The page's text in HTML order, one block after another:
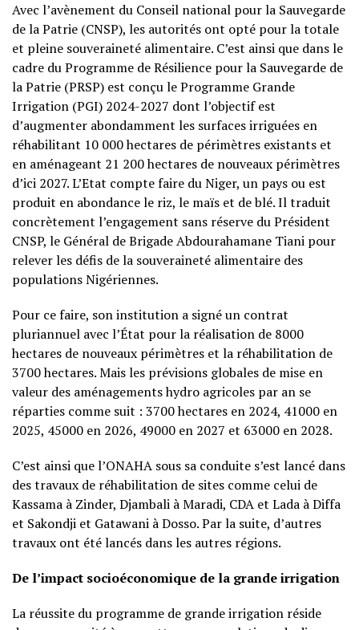
Avec l’avènement du Conseil national pour la Sauvegarde
de la Patrie (CNSP), les autorités ont opté pour la totale
et pleine souveraineté alimentaire. C’est ainsi que dans le
cadre du Programme de Résilience pour la Sauvegarde de
la Patrie (PRSP) est conçu le Programme Grande
Irrigation (PGI) 2024-2027 dont l’objectif est
d’augmenter abondamment les surfaces irriguées en
réhabilitant 10 000 hectares de périmètres existants et
en aménageant 21 200 hectares de nouveaux périmètres
d’ici 2027. L’Etat compte faire du Niger, un pays ou est
produit en abondance le riz, le maïs et de blé. Il traduit
concrètement l’engagement sans réserve du Président
CNSP, le Général de Brigade Abdourahamane Tiani pour
relever les défis de la souveraineté alimentaire des
populations Nigériennes.
Pour ce faire, son institution a signé un contrat
pluriannuel avec l’État pour la réalisation de 8000
hectares de nouveaux périmètres et la réhabilitation de
3700 hectares. Mais les prévisions globales de mise en
valeur des aménagements hydro agricoles par an se
réparties comme suit : 3700 hectares en 2024, 41000 en
2025, 45000 en 2026, 49000 en 2027 et 63000 en 2028.
C’est ainsi que l’ONAHA sous sa conduite s’est lancé dans
des travaux de réhabilitation de sites comme celui de
Kassama à Zinder, Djambali à Maradi, CDA et Lada à Diffa
et Sakondji et Gatawani à Dosso. Par la suite, d’autres
travaux ont été lancés dans les autres régions.
De l’impact socioéconomique de la grande irrigation
La réussite du programme de grande irrigation réside